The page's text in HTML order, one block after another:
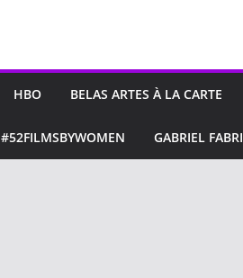
HBO BELAS ARTES À LA CARTE
#52FILMSBYWOMEN GABRIEL FABRI